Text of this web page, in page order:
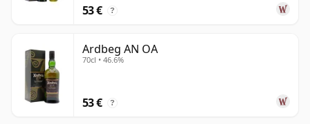
53 € ?
Ardbeg AN OA
70cl • 46.6%
53 € ?